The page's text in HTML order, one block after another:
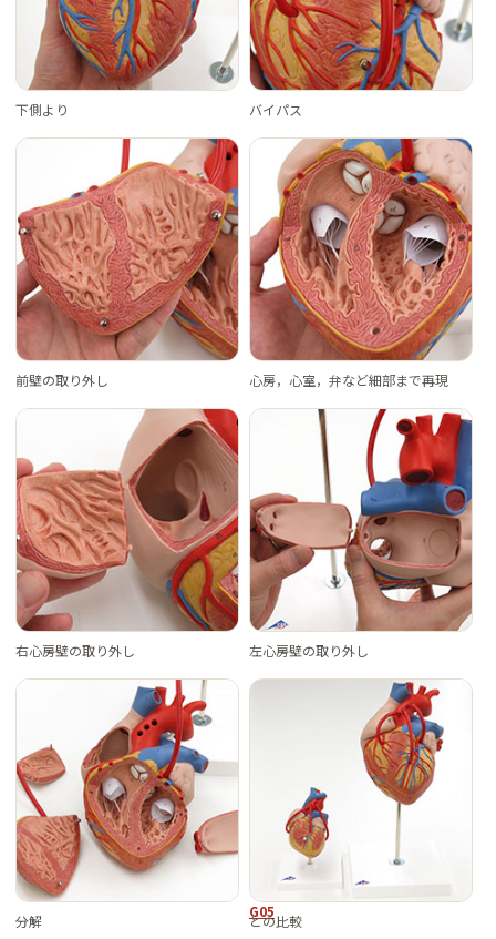
下側より バイパス
前壁の取り外し 心房，心室，弁など細部まで再現
右心房壁の取り外し 左心房壁の取り外し
分解
G05
との比較